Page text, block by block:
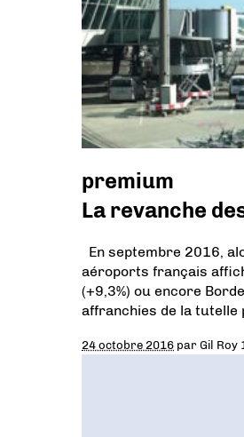
premium
La revanche
En septembre 2016,
aéroports français
(+9,3%) ou encore
affranchies de la tutelle
24 octobre 2016 parGil Roy